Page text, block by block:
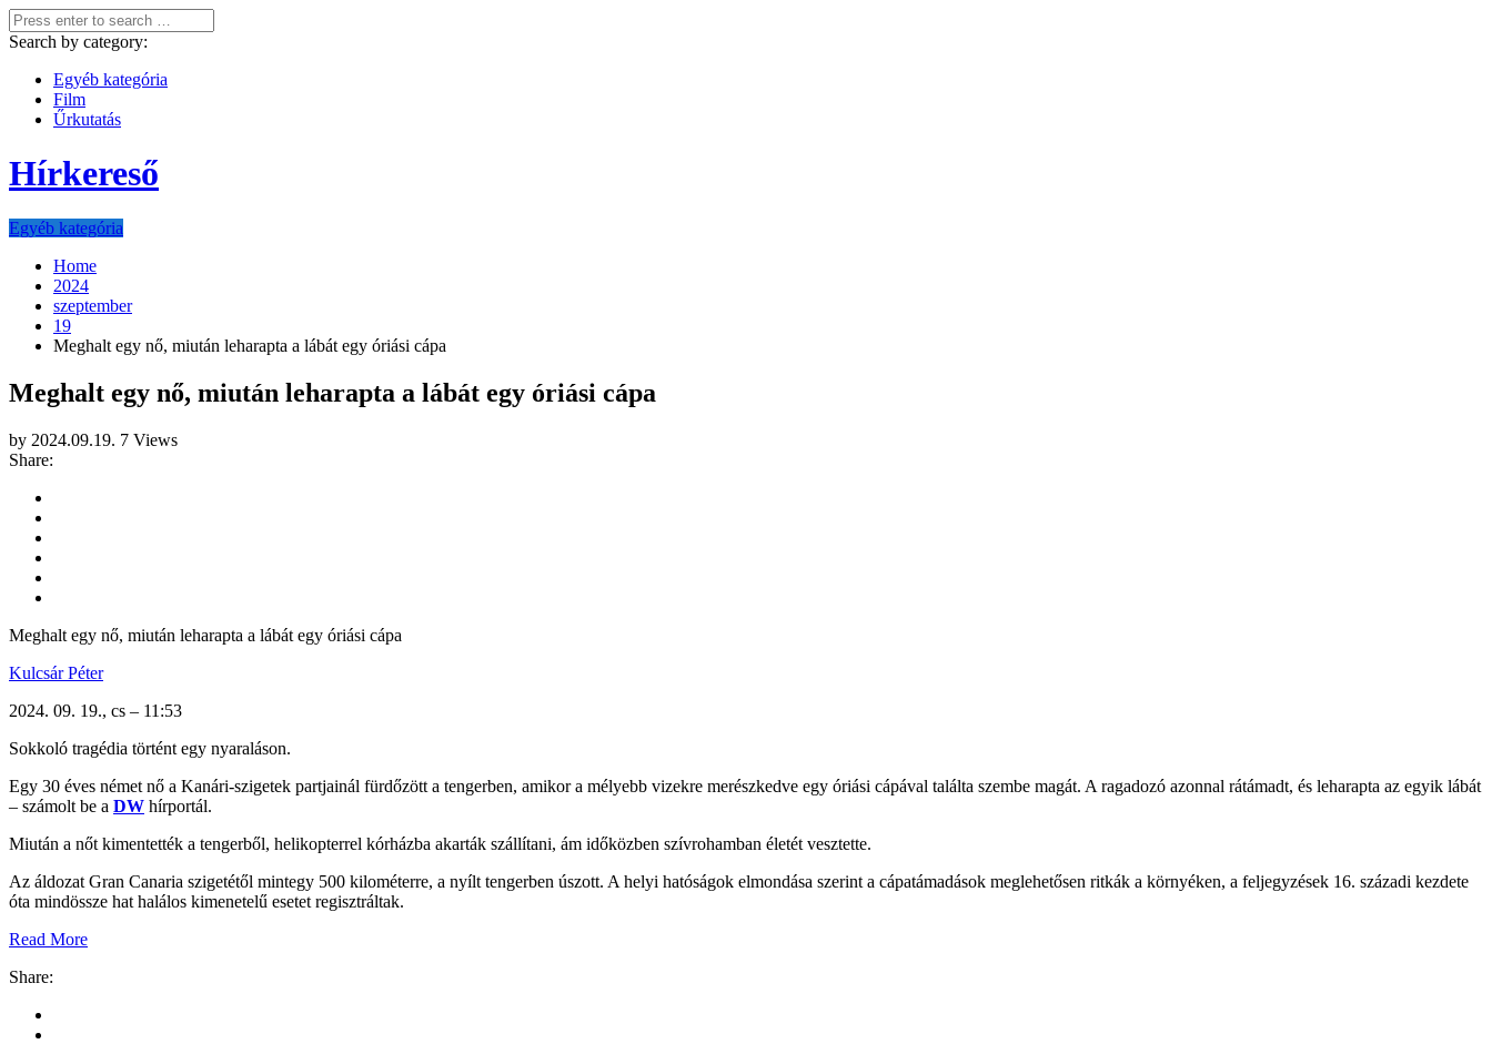
Search by category:
Egyéb kategória
Film
Űrkutatás
Hírkereső
Egyéb kategória
Home
2024
szeptember
19
Meghalt egy nő, miután leharapta a lábát egy óriási cápa
Meghalt egy nő, miután leharapta a lábát egy óriási cápa
by 2024.09.19. 7 Views
Share:
Meghalt egy nő, miután leharapta a lábát egy óriási cápa
Kulcsár Péter
2024. 09. 19., cs – 11:53
Sokkoló tragédia történt egy nyaraláson.
Egy 30 éves német nő a Kanári-szigetek partjainál fürdőzött a tengerben, amikor a mélyebb vizekre merészkedve egy óriási cápával találta szembe magát. A ragadozó azonnal rátámadt, és leharapta az egyik lábát
– számolt be a DW hírportál.
Miután a nőt kimentették a tengerből, helikopterrel kórházba akarták szállítani, ám időközben szívrohamban életét vesztette.
Az áldozat Gran Canaria szigetétől mintegy 500 kilométerre, a nyílt tengerben úszott. A helyi hatóságok elmondása szerint a cápatámadások meglehetősen ritkák a környéken, a feljegyzések 16. századi kezdete
óta mindössze hat halálos kimenetelű esetet regisztráltak.
Read More
Share: